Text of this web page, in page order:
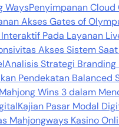
WaysPenyimpanan
Akses Gates of
Pada Layanan
Akses Sistem
Analisis Strategi
Pendekatan Balanced
Wins 3 dalam
Kajian Pasar Modal
Mahjongways Kasino